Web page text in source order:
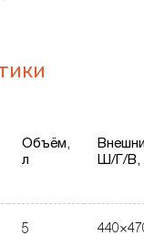
Объём,
л
Ш/Г/В,
5